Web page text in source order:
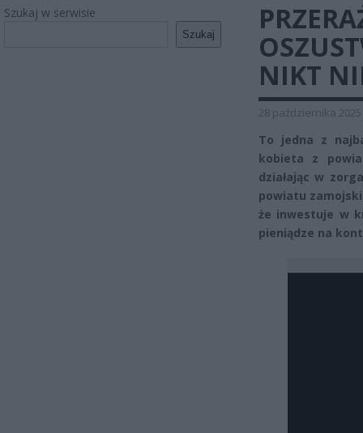
Szukaj w serwisie
Szukaj
NIKT
28 października 2025
To jedna z
kobieta z
działając w
powiatu
że inwestuje w
pieniądze na